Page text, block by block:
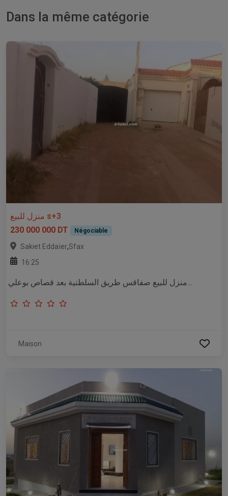
Dans la même catégorie
منزل للبيع s+3
230 000 000 DT
Négociable
Sakiet Eddaïer,Sfax
16:25
منزل للبيع صفاقس طريق السلطنية بعد قصاص بوعلي...
Maison